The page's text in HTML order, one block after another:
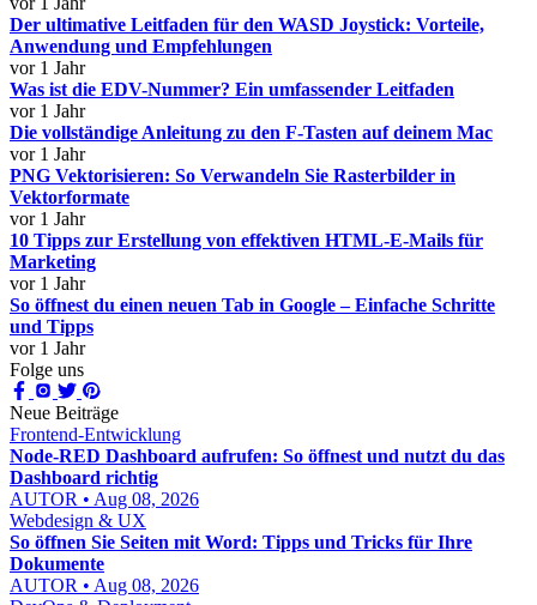
Der ultimative Leitfaden für den WASD Joystick: Vorteile,
Anwendung und Empfehlungen
vor 1 Jahr
Was ist die EDV-Nummer? Ein umfassender Leitfaden
vor 1 Jahr
Die vollständige Anleitung zu den F-Tasten auf deinem Mac
vor 1 Jahr
PNG Vektorisieren: So Verwandeln Sie Rasterbilder in
Vektorformate
vor 1 Jahr
10 Tipps zur Erstellung von effektiven HTML-E-Mails für
Marketing
vor 1 Jahr
So öffnest du einen neuen Tab in Google – Einfache Schritte
und Tipps
vor 1 Jahr
Folge uns
Neue Beiträge
Frontend-Entwicklung
Node-RED Dashboard aufrufen: So öffnest und nutzt du das
Dashboard richtig
AUTOR • Aug 08, 2026
Webdesign & UX
So öffnen Sie Seiten mit Word: Tipps und Tricks für Ihre
Dokumente
AUTOR • Aug 08, 2026